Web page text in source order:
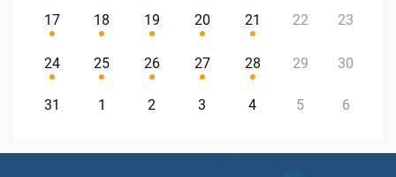
17 18 19 20 21 22 23
24 25 26 27 28 29 30
31 1 2 3 4 5 6